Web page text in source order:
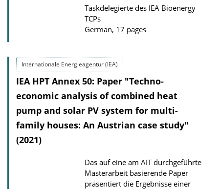
Taskdelegierte des IEA Bioenergy
TCPs
German, 17 pages
Internationale Energieagentur (IEA)
IEA HPT Annex 50: Paper "Techno-
economic analysis of combined heat
pump and solar PV system for multi-
family houses: An Austrian case study"
(2021)
Das auf eine am AIT durchgeführte
Masterarbeit basierende Paper
präsentiert die Ergebnisse einer